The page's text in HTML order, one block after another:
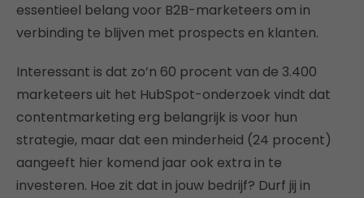
essentieel belang voor B2B-marketeers om in
verbinding te blijven met prospects en klanten.
Interessant is dat zo’n 60 procent van de 3.400
marketeers uit het HubSpot-onderzoek vindt dat
contentmarketing erg belangrijk is voor hun
strategie, maar dat een minderheid (24 procent)
aangeeft hier komend jaar ook extra in te
investeren. Hoe zit dat in jouw bedrijf? Durf jij in